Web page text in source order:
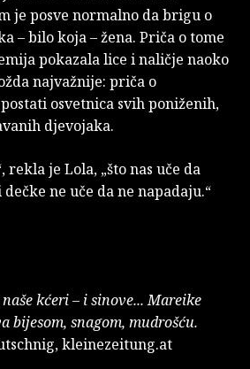
je posve normalno da brigu o
– bilo koja – žena. Priča o tome
pokazala lice i naličje naoko
najvažnije: priča o
osvetnica svih poniženih,
djevojaka.
rekla je Lola, „što nas uče da
ne uče da ne napadaju.“
kćeri – i sinove... Mareike
bijesom, snagom, mudrošću.
kleinezeitung.at